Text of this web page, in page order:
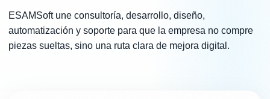
ESAMSoft une consultoría, desarrollo, diseño,
automatización y soporte para que la empresa no compre
piezas sueltas, sino una ruta clara de mejora digital.